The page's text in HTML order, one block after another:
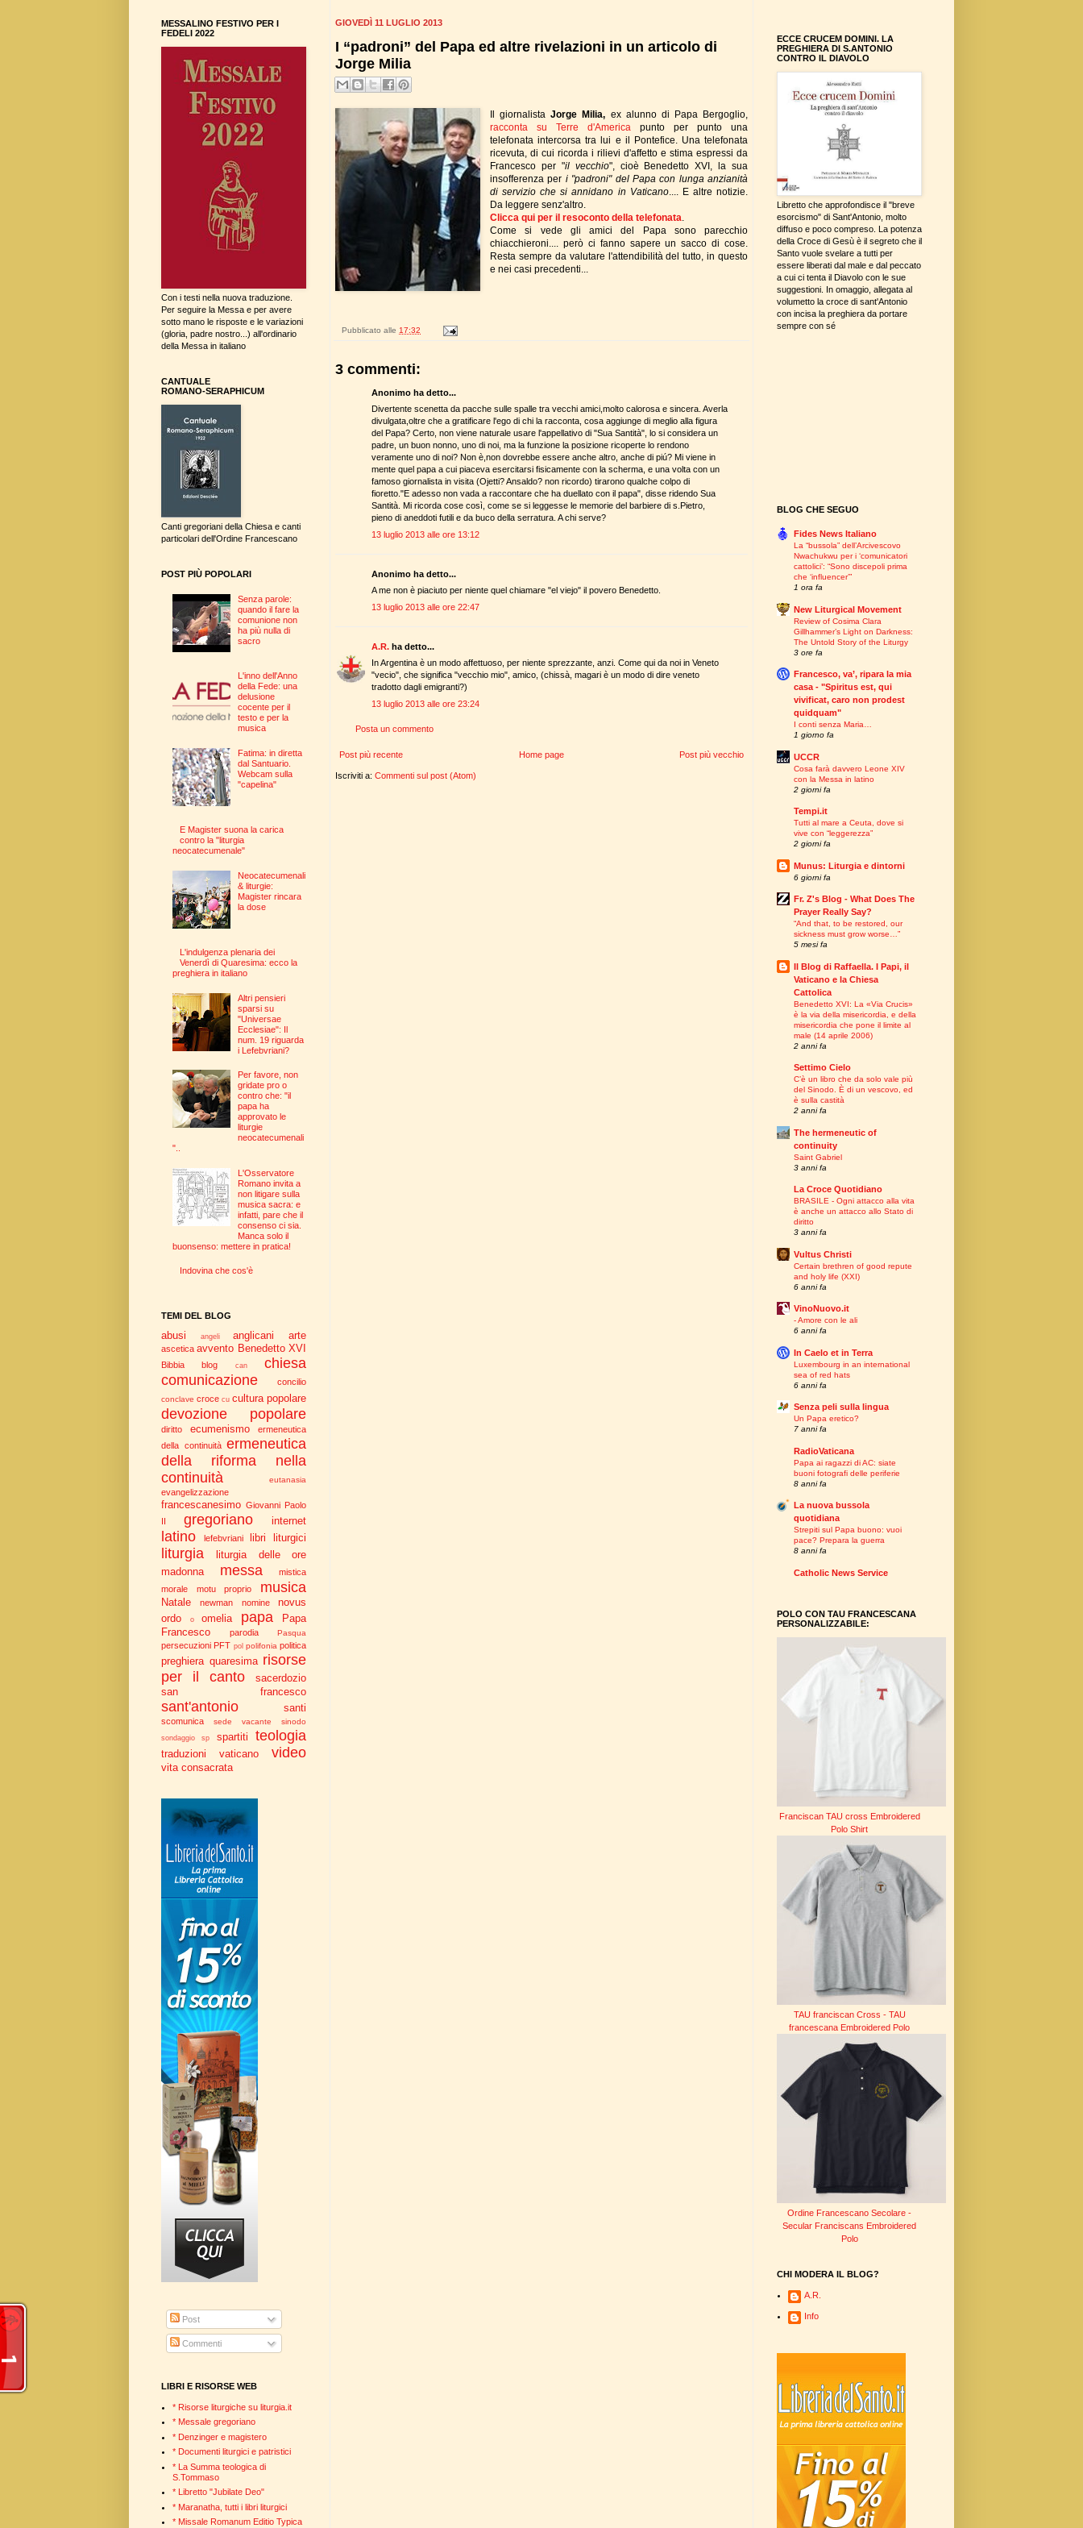
GIOVEDÌ 11 LUGLIO 2013
I “padroni” del Papa ed altre rivelazioni in un articolo di
Jorge Milia
Il giornalistaJorge Milia, ex alunno di Papa Bergoglio,
racconta su Terre d'America punto per punto una
telefonata intercorsa tra lui e il Pontefice. Una telefonata
ricevuta, di cui ricorda i rilievi d'affetto e stima espressi da
Francesco per "il vecchio", cioè Benedetto XVI, la sua
insofferenza per i "padroni" del Papa con lunga anzianità
di servizio che si annidano in Vaticano.... E altre notizie.
Da leggere senz'altro.
Clicca qui per il resoconto della telefonata
Come si vede gli amici del Papa sono parecchio
chiacchieroni.... però ci fanno sapere un sacco di cose.
Resta sempre da valutare l'attendibilità del tutto, in questo
e nei casi precedenti...
Pubblicato alle 17:32
3 commenti:
Anonimo ha detto...
Divertente scenetta da pacche sulle spalle tra vecchi amici,molto calorosa e sincera. Averla
divulgata,oltre che a gratificare l'ego di chi la racconta, cosa aggiunge di meglio alla figura
del Papa? Certo, non viene naturale usare l'appellativo di "Sua Santità", lo si considera un
padre, un buon nonno, uno di noi, ma la funzione la posizione ricoperte lo rendono
veramente uno di noi? Non è,non dovrebbe essere anche altro, anche di piú? Mi viene in
mente quel papa a cui piaceva esercitarsi fisicamente con la scherma, e una volta con un
famoso giornalista in visita (Ojetti? Ansaldo? non ricordo) tirarono qualche colpo di
fioretto."E adesso non vada a raccontare che ha duellato con il papa", disse ridendo Sua
Santità. Mi ricorda cose così, come se si leggesse le memorie del barbiere di s.Pietro,
pieno di aneddoti futili e da buco della serratura. A chi serve?
13 luglio 2013 alle ore 13:12
Anonimo ha detto...
A me non è piaciuto per niente quel chiamare "el viejo" il povero Benedetto.
13 luglio 2013 alle ore 22:47
A.R. ha detto...
In Argentina è un modo affettuoso, per niente sprezzante, anzi. Come qui da noi in Veneto
"vecio", che significa "vecchio mio", amico, (chissà, magari è un modo di dire veneto
tradotto dagli emigranti?)
13 luglio 2013 alle ore 23:24
Posta un commento
Post più recente Post più vecchio
Home page
Iscriviti a: Commenti sul post (Atom)
MESSALINO FESTIVO PER I
FEDELI 2022
Con i testi nella nuova traduzione.
Per seguire la Messa e per avere
sotto mano le risposte e le variazioni
(gloria, padre nostro...) all'ordinario
della Messa in italiano
CANTUALE
ROMANO-SERAPHICUM
Canti gregoriani della Chiesa e canti
particolari dell'Ordine Francescano
POST PIÙ POPOLARI
Senza parole:
quando il fare la
comunione non
ha più nulla di
sacro
L'inno dell'Anno
della Fede: una
delusione
cocente per il
testo e per la
musica
Fatima: in diretta
dal Santuario.
Webcam sulla
"capelina"
E Magister suona la carica
contro la "liturgia
neocatecumenale"
Neocatecumenali
& liturgie:
Magister rincara
la dose
L'indulgenza plenaria dei
Venerdì di Quaresima: ecco la
preghiera in italiano
Altri pensieri
sparsi su
"Universae
Ecclesiae": Il
num. 19 riguarda
i Lefebvriani?
Per favore, non
gridate pro o
contro che: "il
papa ha
approvato le
liturgie
neocatecumenali
"..
L'Osservatore
Romano invita a
non litigare sulla
musica sacra: e
infatti, pare che il
consenso ci sia.
Manca solo il
buonsenso: mettere in pratica!
Indovina che cos'è
TEMI DEL BLOG
abusi angeli anglicani arte
ascetica avvento Benedetto XVI
Bibbia blog can
chiesa
comunicazione
concilio
conclave croce cu cultura popolare
devozione popolare
diritto ecumenismo
ermeneutica
della continuità ermeneutica
della riforma nella
continuità
eutanasia
evangelizzazione
francescanesimo Giovanni Paolo
II
gregoriano internet
latino lefebvriani libri liturgici
liturgia
liturgia delle ore
madonna
messa
mistica
morale
motu proprio musica
Natale newman nomine
novus
ordo
o omelia papa
Papa
Francesco
parodia Pasqua
persecuzioni PFT pol polifonia politica
preghiera quaresima risorse
per il canto
sacerdozio
san francesco
sant'antonio santi
scomunica sede vacante sinodo
sondaggio sp spartiti teologia
traduzioni vaticano video
vita consacrata
Post
Commenti
LIBRI E RISORSE WEB
* Risorse liturgiche su liturgia.it
* Messale gregoriano
* Denzinger e magistero
* Documenti liturgici e patristici
* La Summa teologica di
S.Tommaso
* Libretto "Jubilate Deo"
* Maranatha, tutti i libri liturgici
* Missale Romanum Editio Typica
ECCE CRUCEM DOMINI. LA
PREGHIERA DI S.ANTONIO
CONTRO IL DIAVOLO
Libretto che approfondisce il "breve
esorcismo" di Sant'Antonio, molto
diffuso e poco compreso. La potenza
della Croce di Gesù è il segreto che il
Santo vuole svelare a tutti per
essere liberati dal male e dal peccato
a cui ci tenta il Diavolo con le sue
suggestioni. In omaggio, allegata al
volumetto la croce di sant'Antonio
con incisa la preghiera da portare
sempre con sé
BLOG CHE SEGUO
Fides News Italiano
La “bussola” dell’Arcivescovo
Nwachukwu per i ‘comunicatori
cattolici’: “Sono discepoli prima
che ‘influencer’”
1 ora fa
New Liturgical Movement
Review of Cosima Clara
Gillhammer’s Light on Darkness:
The Untold Story of the Liturgy
3 ore fa
Francesco, va’, ripara la mia
casa - "Spiritus est, qui
vivificat, caro non prodest
quidquam"
I conti senza Maria…
1 giorno fa
UCCR
Cosa farà davvero Leone XIV
con la Messa in latino
2 giorni fa
Tempi.it
Tutti al mare a Ceuta, dove si
vive con “leggerezza”
2 giorni fa
Munus: Liturgia e dintorni
6 giorni fa
Fr. Z's Blog - What Does The
Prayer Really Say?
“And that, to be restored, our
sickness must grow worse…”
5 mesi fa
Il Blog di Raffaella. I Papi, il
Vaticano e la Chiesa
Cattolica
Benedetto XVI: La «Via Crucis»
è la via della misericordia, e della
misericordia che pone il limite al
male (14 aprile 2006)
2 anni fa
Settimo Cielo
C’è un libro che da solo vale più
del Sinodo. È di un vescovo, ed
è sulla castità
2 anni fa
The hermeneutic of
continuity
Saint Gabriel
3 anni fa
La Croce Quotidiano
BRASILE - Ogni attacco alla vita
è anche un attacco allo Stato di
diritto
3 anni fa
Vultus Christi
Certain brethren of good repute
and holy life (XXI)
6 anni fa
VinoNuovo.it
- Amore con le ali
6 anni fa
In Caelo et in Terra
Luxembourg in an international
sea of red hats
6 anni fa
Senza peli sulla lingua
Un Papa eretico?
7 anni fa
RadioVaticana
Papa ai ragazzi di AC: siate
buoni fotografi delle periferie
8 anni fa
La nuova bussola
quotidiana
Strepiti sul Papa buono: vuoi
pace? Prepara la guerra
8 anni fa
Catholic News Service
POLO CON TAU FRANCESCANA
PERSONALIZZABILE:
Franciscan TAU cross Embroidered
Polo Shirt
TAU franciscan Cross - TAU
francescana Embroidered Polo
Ordine Francescano Secolare -
Secular Franciscans Embroidered
Polo
CHI MODERA IL BLOG?
A.R.
Info